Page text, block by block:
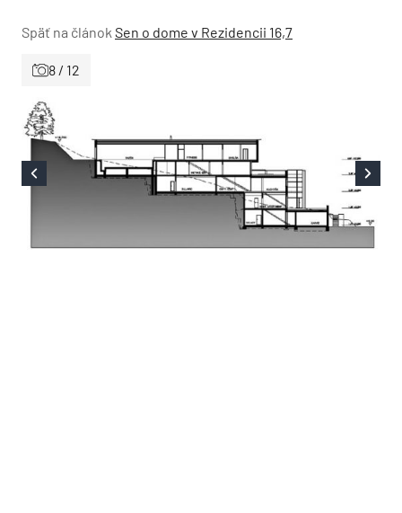
Späť na článok Sen o dome v Rezidencii 16,7
8 / 12